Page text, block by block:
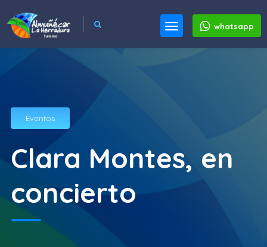
whatsapp
Eventos
Clara Montes, en
concierto